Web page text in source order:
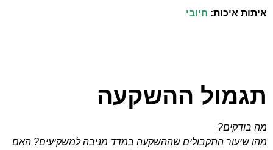
איתות איכות: חיובי
תגמול ההשקעה
מה בודקים?
מהו שיעור התקבולים שההשקעה במדד מניבה למשקיעים? האם